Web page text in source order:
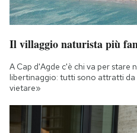
Il villaggio naturista più
A Cap d'Agde c'è chi va per stare
libertinaggio: tutti sono attratti
vietare»